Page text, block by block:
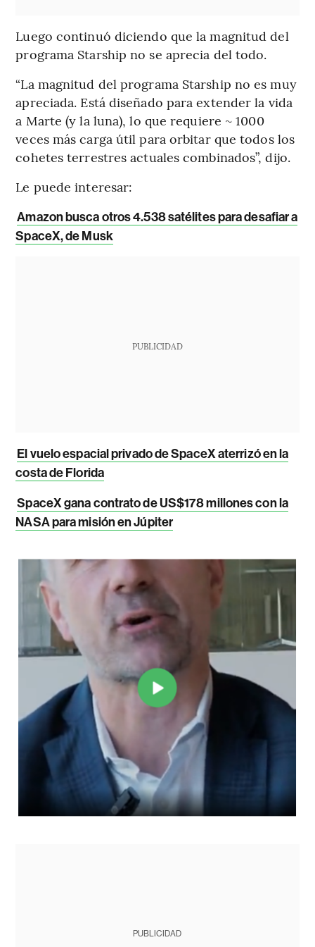
Luego continuó diciendo que la magnitud del
programa Starship no se aprecia del todo.
“La magnitud del programa Starship no es muy
apreciada. Está diseñado para extender la vida
a Marte (y la luna), lo que requiere ~ 1000
veces más carga útil para orbitar que todos los
cohetes terrestres actuales combinados”, dijo.
Le puede interesar:
Amazon busca otros 4.538 satélites para desafiar a
SpaceX, de Musk
PUBLICIDAD
El vuelo espacial privado de SpaceX aterrizó en la
costa de Florida
SpaceX gana contrato de US$178 millones con la
NASA para misión en Júpiter
PUBLICIDAD